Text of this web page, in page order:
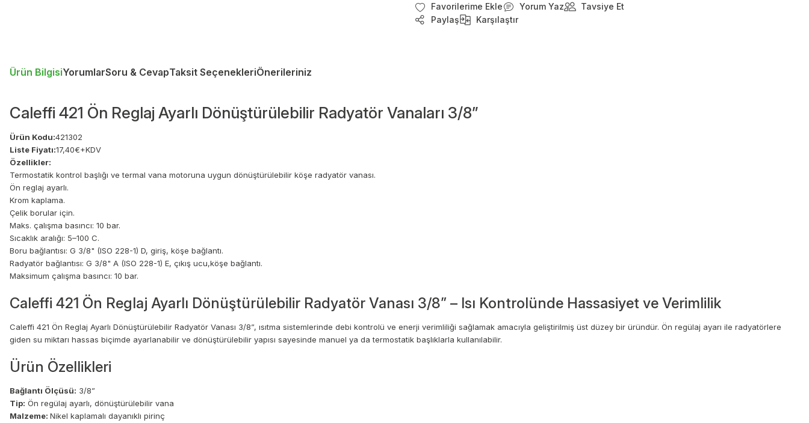
Yorum Yaz
Tavsiye Et
Paylaş
Karşılaştır
Ürün BilgisiYorumlarSoru & CevapTaksit SeçenekleriÖnerileriniz
Caleffi 421 Ön Reglaj Ayarlı Dönüştürülebilir Radyatör Vanaları 3/8”
Ürün Kodu:421302
Liste Fiyatı:17,40€+KDV
Özellikler:
Termostatik kontrol başlığı ve termal vana motoruna uygun dönüştürülebilir köşe radyatör vanası.
Ön reglaj ayarlı.
Krom kaplama.
Çelik borular için.
Maks. çalışma basıncı: 10 bar.
Sıcaklık aralığı: 5–100 C.
Boru bağlantısı: G 3/8" (ISO 228-1) D, giriş, köşe bağlantı.
Radyatör bağlantısı: G 3/8" A (ISO 228-1) E, çıkış ucu,köşe bağlantı.
Maksimum çalışma basıncı: 10 bar.
Caleffi 421 Ön Reglaj Ayarlı Dönüştürülebilir Radyatör Vanası 3/8” – Isı Kontrolünde Hassasiyet ve Verimlilik
Caleffi 421 Ön Reglaj Ayarlı Dönüştürülebilir Radyatör Vanası 3/8”, ısıtma sistemlerinde debi kontrolü ve enerji verimliliği sağlamak amacıyla geliştirilmiş üst düzey bir üründür. Ön regülaj ayarı ile radyatörlere
giden su miktarı hassas biçimde ayarlanabilir ve dönüştürülebilir yapısı sayesinde manuel ya da termostatik başlıklarla kullanılabilir.
Ürün Özellikleri
Bağlantı Ölçüsü: 3/8”
Tip: Ön regülaj ayarlı, dönüştürülebilir vana
Malzeme: Nikel kaplamalı dayanıklı pirinç